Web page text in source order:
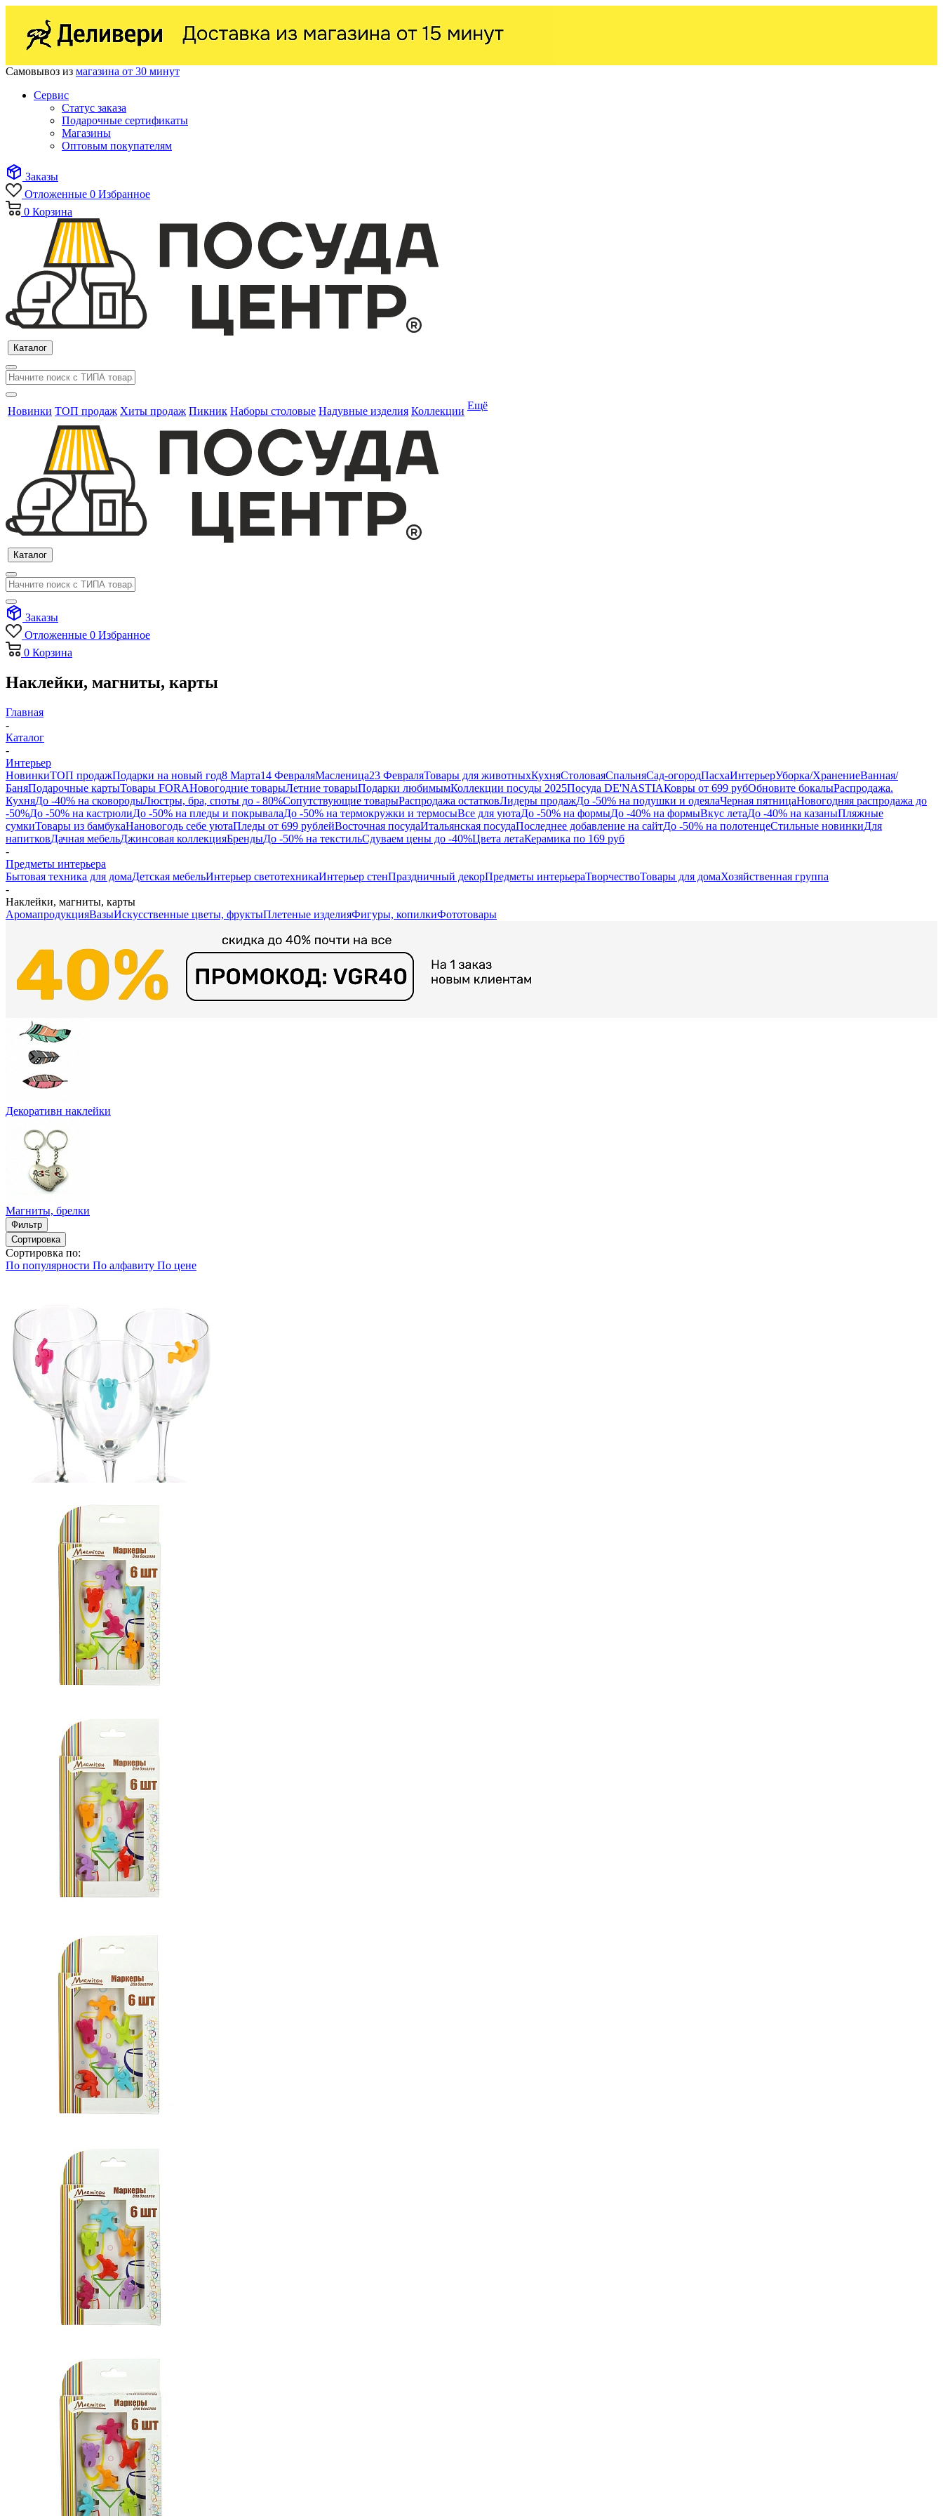
Самовывоз из магазина от 30 минут
Сервис
Статус заказа
Подарочные сертификаты
Магазины
Оптовым покупателям
Заказы
Отложенные 0 Избранное
0 Корзина
Каталог
Новинки ТОП продаж Хиты продаж Пикник Наборы столовые Надувные изделия Коллекции Ещё
Каталог
Заказы
Отложенные 0 Избранное
0 Корзина
Наклейки, магниты, карты
Главная
-
Каталог
-
Интерьер
НовинкиТОП продажПодарки на новый год8 Марта14 ФевраляМасленица23 ФевраляТовары для животныхКухняСтоловаяСпальняСад-огородПасхаИнтерьерУборка/ХранениеВанная/
БаняПодарочные картыТовары FORAНовогодние товарыЛетние товарыПодарки любимымКоллекции посуды 2025Посуда DE'NASTIAКовры от 699 рубОбновите бокалыРаспродажа.
КухняДо -40% на сковородыЛюстры, бра, споты до - 80%Сопутствующие товарыРаспродажа остатковЛидеры продажДо -50% на подушки и одеялаЧерная пятницаНовогодняя распродажа до
-50%До -50% на кастрюлиДо -50% на пледы и покрывалаДо -50% на термокружки и термосыВсе для уютаДо -50% на формыДо -40% на формыВкус летаДо -40% на казаныПляжные
сумкиТовары из бамбукаНановогодь себе уютаПледы от 699 рублейВосточная посудаИтальянская посудаПоследнее добавление на сайтДо -50% на полотенцеСтильные новинкиДля
напитковДачная мебельДжинсовая коллекцияБрендыДо -50% на текстильСдуваем цены до -40%Цвета летаКерамика по 169 руб
-
Предметы интерьера
Бытовая техника для домаДетская мебельИнтерьер светотехникаИнтерьер стенПраздничный декорПредметы интерьераТворчествоТовары для домаХозяйственная группа
-
Наклейки, магниты, карты
АромапродукцияВазыИскусственные цветы, фруктыПлетеные изделияФигуры, копилкиФототовары
Декоративн наклейки
Магниты, брелки
Фильтр
Сортировка
Сортировка по:
По популярности По алфавиту По цене